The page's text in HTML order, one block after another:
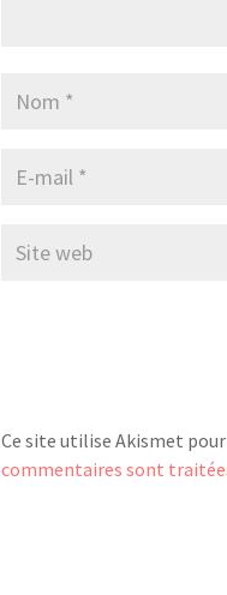
Ce site utilise Akismet
commentaires sont